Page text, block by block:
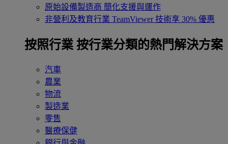
原始設備製造商 簡化支援與運作
非營利及教育行業 TeamViewer 技術享 30% 優惠
按照行業 按行業分類的熱門解決方案
汽車
農業
物流
製造業
零售
醫療保健